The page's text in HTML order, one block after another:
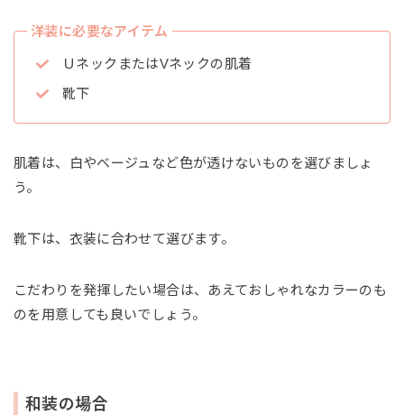
洋装に必要なアイテム
ＵネックまたはVネックの肌着
靴下
肌着は、白やベージュなど色が透けないものを選びましょ
う。
靴下は、衣装に合わせて選びます。
こだわりを発揮したい場合は、あえておしゃれなカラーのも
のを用意しても良いでしょう。
和装の場合